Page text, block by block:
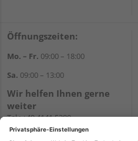
Öffnungszeiten:
Mo. – Fr. 09:00 – 18:00
Sa. 09:00 – 13:00
Wir helfen Ihnen gerne
weiter
Tel.:+49 4141 5380
E-Mail:shop@holzland-funk.de